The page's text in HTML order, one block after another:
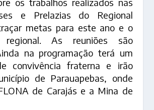
os trabalhos realizados nas
e Prelazias do Regional
metas para este ano e o
As reuniões são
na programação terá um
convivência fraterna e irão
de Parauapebas, onde
de Carajás e a Mina de